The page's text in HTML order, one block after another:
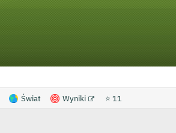
Świat Wyniki ⭐ 11